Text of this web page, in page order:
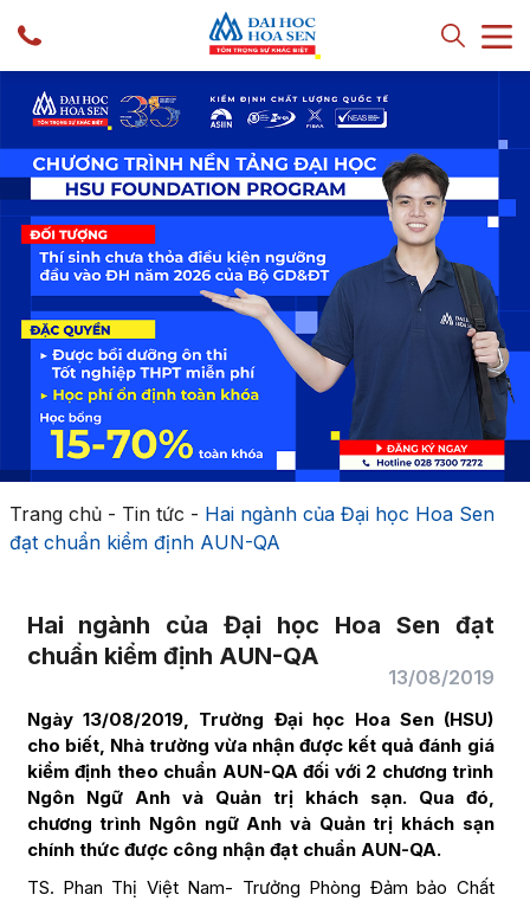
Trang chủ- Tin tức - Hai ngành của Đại học Hoa Sen
đạt chuẩn kiểm định AUN-QA
Hai ngành của Đại học Hoa Sen đạt
chuẩn kiểm định AUN-QA
13/08/2019
Ngày 13/08/2019, Trường Đại học Hoa Sen (HSU)
cho biết, Nhà trường vừa nhận được kết quả đánh giá
kiểm định theo chuẩn AUN-QA đối với 2 chương trình
Ngôn Ngữ Anh và Quản trị khách sạn. Qua đó,
chương trình Ngôn ngữ Anh và Quản trị khách sạn
chính thức được công nhận đạt chuẩn AUN-QA.
TS. Phan Thị Việt Nam- Trưởng Phòng Đảm bảo Chất